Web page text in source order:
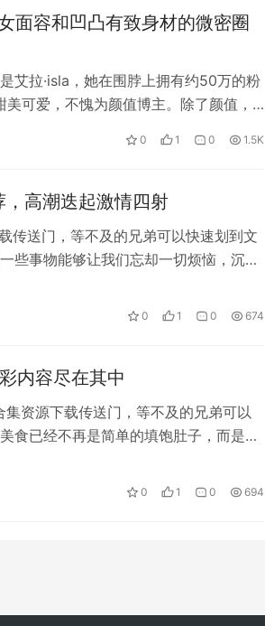
面容和凹凸有致身材的微密圈
艾拉·isla，她在围脖上拥有约50万的粉
可爱，不愧为颜值博主。除了颜值，
0 1 0 1.5K
高潮迭起激情四射
传送门，等不及的兄弟可以快速划到文
些事物能够让我们忘却一切烦恼，沉浸
0 1 0 674
内容尽在其中
资源下载传送门，等不及的兄弟可以
食已经不再是简单的填饱肚子，而是一
0 1 0 694